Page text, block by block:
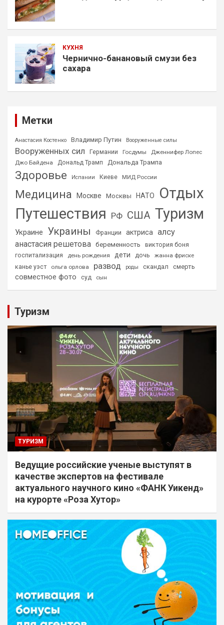
КУХНЯ
Чернично-банановый смузи без
сахара
Метки
Анастасия Костенко Владимир Путин Вооруженные силы
Вооруженных сил Германии Госдумы
Дженнифер Лопес
Джо Байдена
Дональд Трамп Дональда Трампа
Здоровье Испании Киеве МИД России
Медицина Москве Москвы НАТО
Отдых
Путешествия РФ США Туризм
Украине Украины Франции актриса алсу
анастасия решетова беременность
виктория боня
госпитализация
день рождения дети дочь
жанна фриске
канье уэст
ольга орлова развод роды скандал смерть
совместное фото суд сын
Туризм
ТУРИЗМ
Ведущие российские ученые выступят в
качестве экспертов на фестивале
актуального научного кино «ФАНК Уикенд»
на курорте «Роза Хутор»